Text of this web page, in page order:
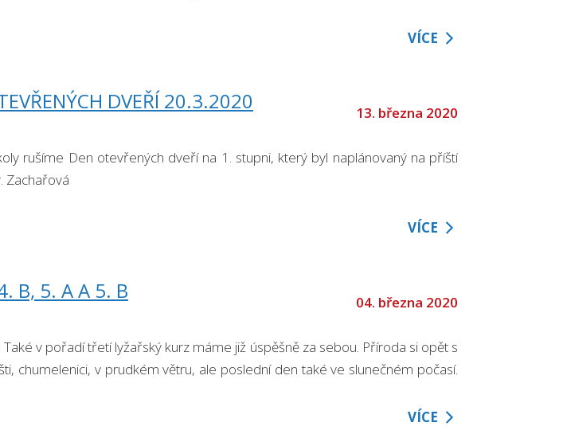
VÍCE
DVEŘÍ 20.3.2020 13. března 2020
rušíme Den otevřených dveří na 1. stupni, který byl naplánovaný na příští
Zachařová
VÍCE
B, 5. A A 5. B 04. března 2020
Také v pořadí třetí lyžařský kurz máme již úspěšně za sebou. Příroda si opět s
chumelenici, v prudkém větru, ale poslední den také ve slunečném počasí.
VÍCE